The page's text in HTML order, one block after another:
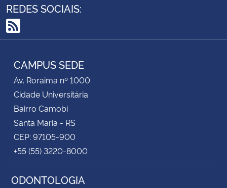
REDES SOCIAIS:
RSS
CAMPUS SEDE
Av. Roraima nº 1000
Cidade Universitária
Bairro Camobi
Santa Maria - RS
CEP: 97105-900
+55 (55) 3220-8000
ODONTOLOGIA